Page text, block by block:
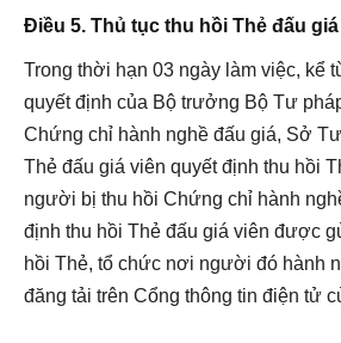
Điều 5. Thủ tục thu hồi Thẻ đấu
Trong thời hạn 03 ngày làm việc, kể
quyết định của Bộ trưởng Bộ Tư
Chứng chỉ hành nghề đấu giá, Sở
Thẻ đấu giá viên quyết định thu hồi
người bị thu hồi Chứng chỉ hành
định thu hồi Thẻ đấu giá viên được
hồi Thẻ, tổ chức nơi người đó hành
đăng tải trên Cổng thông tin điện tử